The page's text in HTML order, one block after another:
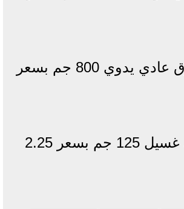
17- مسحوق عادي يدوي 800 جم بسعر
18- صابون غسيل 125 جم بسعر 2.25